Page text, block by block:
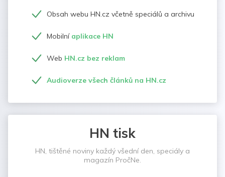
Obsah webu HN.cz včetně speciálů a archivu
Mobilní aplikace HN
Web HN.cz bez reklam
Audioverze všech článků na HN.cz
HN tisk
HN, tištěné noviny každý všední den, speciály a
magazín PročNe.